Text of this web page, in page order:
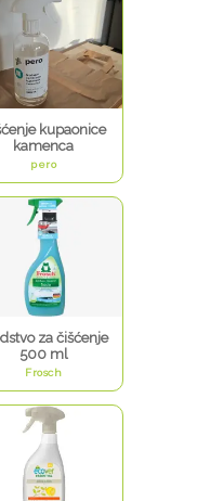
kupaonice
kamenca
pero
za čišćenje
500 ml
Frosch